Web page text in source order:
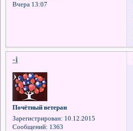
Вчера 13:07
-i
Почётный ветеран
Зарегистрирован: 10.12.2015
Сообщений: 1363